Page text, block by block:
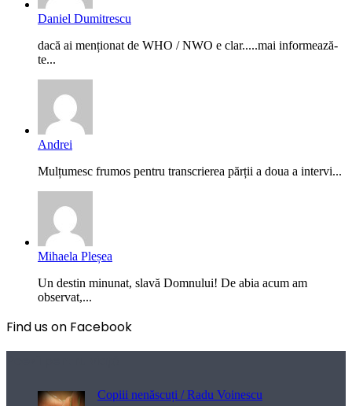
Daniel Dumitrescu
dacă ai menționat de WHO / NWO e clar.....mai informează-
te...
Andrei
Mulțumesc frumos pentru transcrierea părții a doua a intervi...
Mihaela Pleșea
Un destin minunat, slavă Domnului! De abia acum am
observat,...
Find us on Facebook
Copiii nenăscuți / Radu Voinescu